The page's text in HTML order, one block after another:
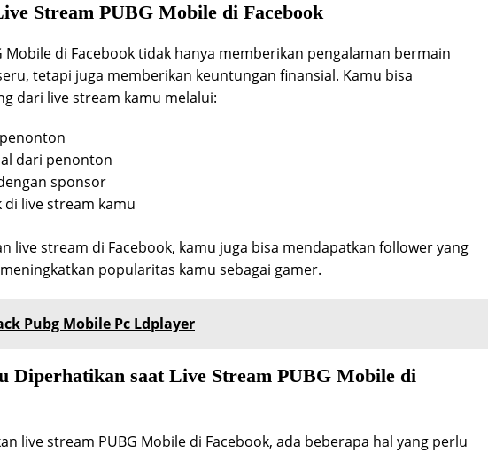
Stream PUBG Mobile di Facebook
Mobile di Facebook tidak hanya memberikan pengalaman bermain
tetapi juga memberikan keuntungan finansial. Kamu bisa
dari live stream kamu melalui:
dari penonton
sponsor
di live stream kamu
live stream di Facebook, kamu juga bisa mendapatkan follower yang
popularitas kamu sebagai gamer.
Pubg Mobile Pc Ldplayer
Diperhatikan saat Live Stream PUBG Mobile di
live stream PUBG Mobile di Facebook, ada beberapa hal yang perlu